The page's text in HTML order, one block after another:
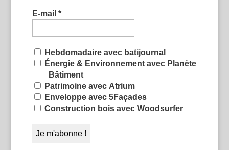
E-mail *
Hebdomadaire avec batijournal
Énergie & Environnement avec Planète
Bâtiment
Patrimoine avec Atrium
Enveloppe avec 5Façades
Construction bois avec Woodsurfer